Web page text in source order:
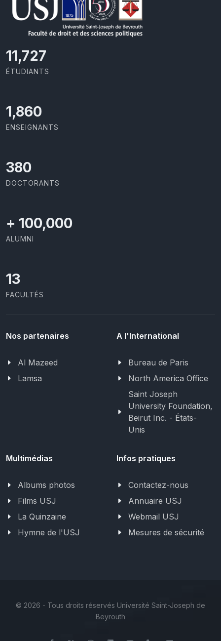
11,727
ÉTUDIANTS
1,973
ENSEIGNANTS
403
DOCTORANTS
+ 100,000
ALUMNI
13
FACULTÉS
Nos partenaires
Al Mazeed
Lamsa
A l'International
Bureau de Paris
North America Office
Saint Joseph
University Foundation,
Beirut Inc. - États-
Unis
Multimédias
Albums photos
Films USJ
La Quinzaine
Hymne de l'USJ
Infos pratiques
Contactez-nous
Annuaire USJ
Webmail USJ
Mesures de sécurité
© 2026 - Tous droits réservés Université Saint-Joseph de
Beyrouth